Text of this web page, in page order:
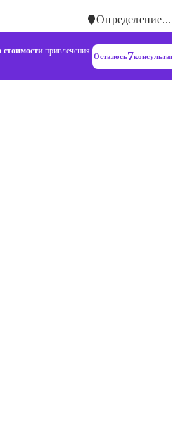
Определение...
привлечения
Осталось7